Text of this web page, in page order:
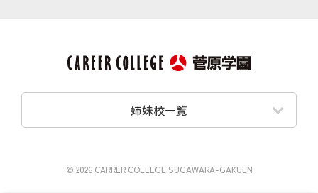
姉妹校一覧
© 2026 CARRER COLLEGE SUGAWARA-GAKUEN